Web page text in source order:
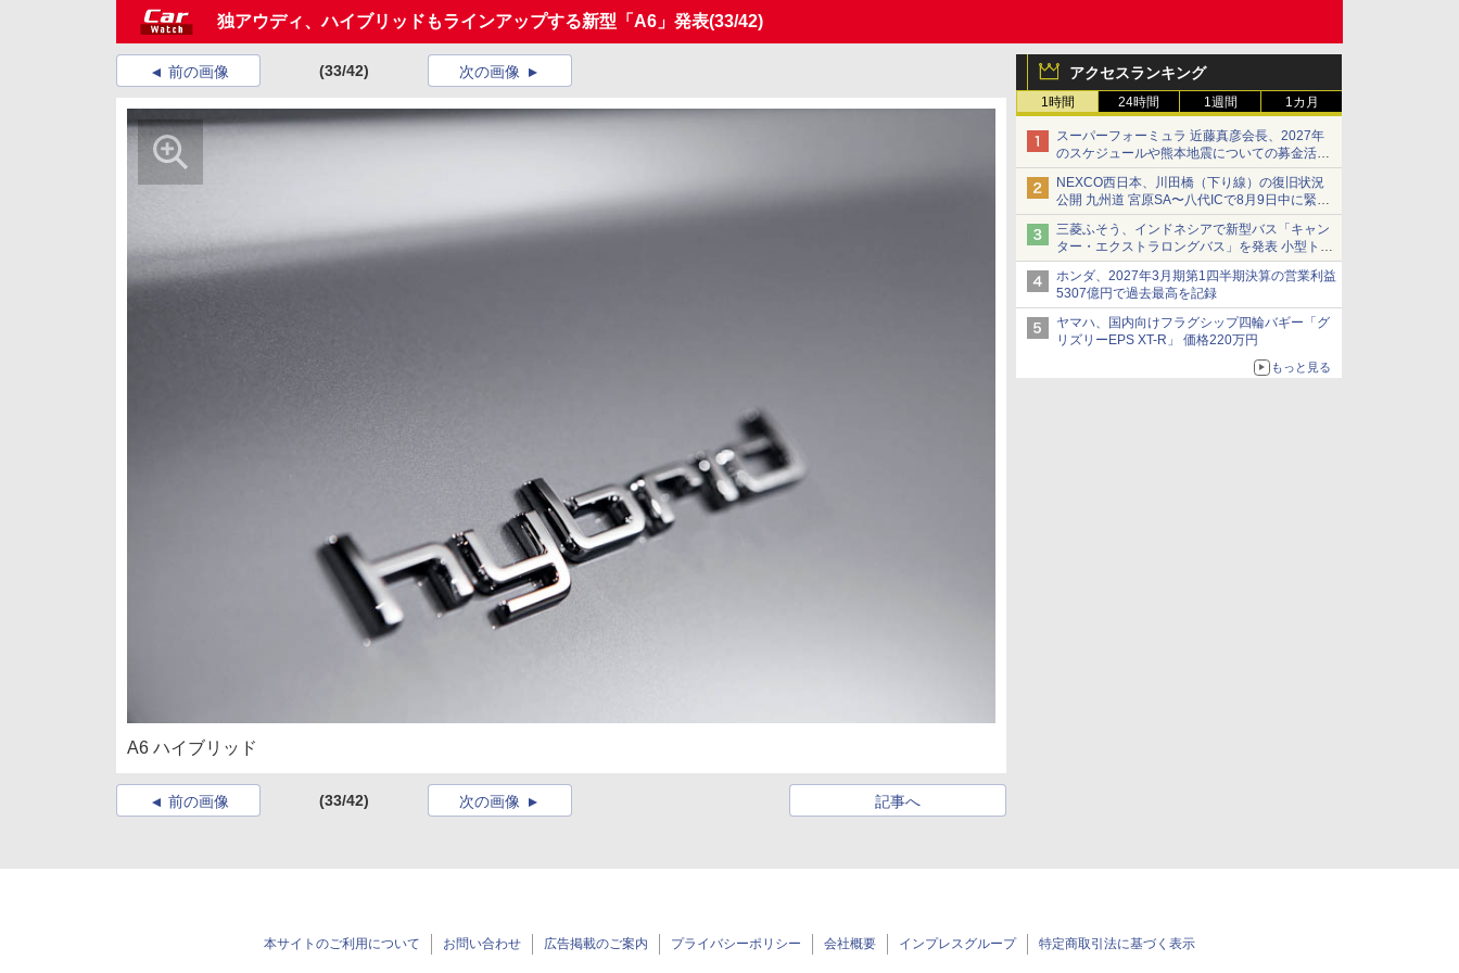
独アウディ、ハイブリッドもラインアップする新型「A6」発表(33/42)
アクセスランキング
1時間 24時間 1週間 1カ月
スーパーフォーミュラ 近藤真彦会長、2027年
のスケジュールや熊本地震についての募金活動
を紹介
NEXCO西日本、川田橋（下り線）の復旧状況
公開 九州道 宮原SA〜八代ICで8月9日中に緊急
車両を通行可能に
三菱ふそう、インドネシアで新型バス「キャン
ター・エクストラロングバス」を発表 小型トラ
ックベースの観光・旅客輸送向けバス
ホンダ、2027年3月期第1四半期決算の営業利益
5307億円で過去最高を記録
ヤマハ、国内向けフラグシップ四輪バギー「グ
リズリーEPS XT-R」 価格220万円
もっと見る
前の画像 (33/42) 次の画像
A6 ハイブリッド
前の画像 (33/42) 記事へ
次の画像
本サイトのご利用について お問い合わせ 広告掲載のご案内 プライバシーポリシー 会社概要 インプレスグループ 特定商取引法に基づく表示